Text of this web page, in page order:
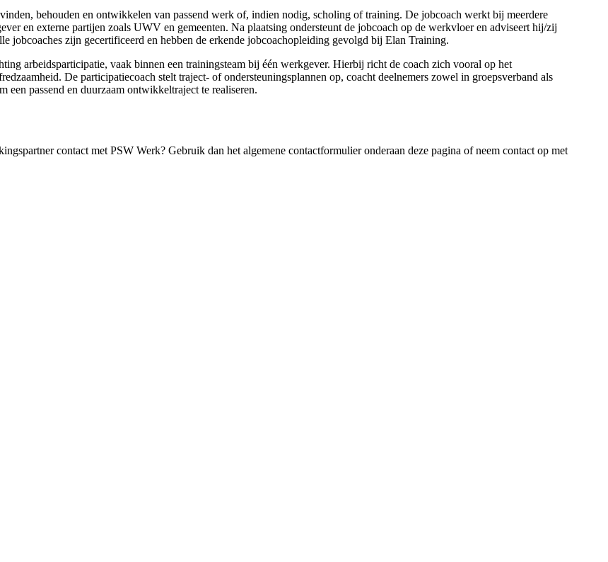
behouden en ontwikkelen van passend werk of, indien nodig, scholing of training. De jobcoach werkt bij meerdere
en externe partijen zoals UWV en gemeenten. Na plaatsing ondersteunt de jobcoach op de werkvloer en adviseert hij/zij
jobcoaches zijn gecertificeerd en hebben de erkende jobcoachopleiding gevolgd bij Elan Training.
arbeidsparticipatie, vaak binnen een trainingsteam bij één werkgever. Hierbij richt de coach zich vooral op het
De participatiecoach stelt traject- of ondersteuningsplannen op, coacht deelnemers zowel in groepsverband als
passend en duurzaam ontwikkeltraject te realiseren.
contact met PSW Werk? Gebruik dan het algemene contactformulier onderaan deze pagina of neem contact op met